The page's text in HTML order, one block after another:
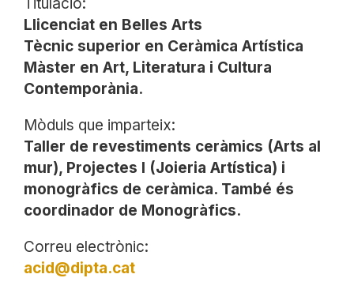
Llicenciat en Belles Arts
Tècnic superior en Ceràmica Artística
Màster en Art, Literatura i Cultura
Contemporània.​
Mòduls que imparteix:
Taller de revestiments ceràmics (Arts al
mur), Projectes I (Joieria Artística) i
monogràfics de ceràmica. També és
coordinador de Monogràfics.
Correu electrònic:
acid@dipta.cat